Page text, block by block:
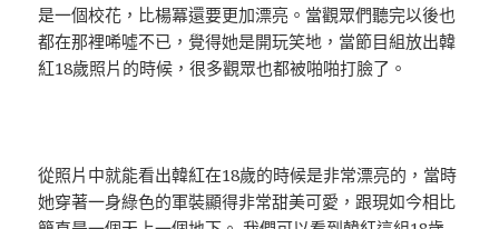
是一個校花，比楊冪還要更加漂亮。當觀眾們聽完以後也
都在那裡唏噓不已，覺得她是開玩笑地，當節目組放出韓
紅18歲照片的時候，很多觀眾也都被啪啪打臉了。
從照片中就能看出韓紅在18歲的時候是非常漂亮的，當時
她穿著一身綠色的軍裝顯得非常甜美可愛，跟現如今相比